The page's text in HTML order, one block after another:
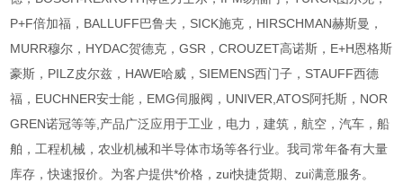
P+F倍加福，BALLUFF巴鲁夫，SICK施克，HIRSCHMAN赫斯曼，
MURR穆尔，HYDAC贺德克，GSR，CROUZET高诺斯，E+H恩格斯
豪斯，PILZ皮尔兹，HAWE哈威，SIEMENS西门子，STAUFF西德
福，EUCHNER安士能，EMG伺服阀，UNIVER,ATOS阿托斯，NOR
GREN诺冠等等,产品广泛应用于工业，电力，建筑，航空，汽车，船
舶，工程机械，农业机械和半导体市场等各行业。我司常年备有大量
库存，快速报价。为客户提供*价格，zui快捷货期、zui满意服务。